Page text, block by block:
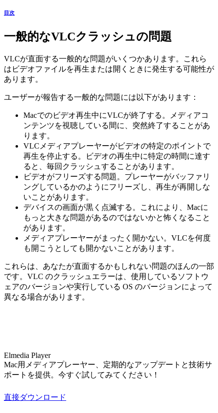
目次
一般的なVLCクラッシュの問題
VLCが直面する一般的な問題がいくつかあります。これら
はビデオファイルを再生または開くときに発生する可能性が
あります。
ユーザーが報告する一般的な問題には以下があります：
Macでのビデオ再生中にVLCが終了する。メディアコ
ンテンツを視聴している間に、突然終了することがあ
ります。
VLCメディアプレーヤーがビデオの特定のポイントで
再生を停止する。ビデオの再生中に特定の時間に達す
ると、毎回クラッシュすることがあります。
ビデオがフリーズする問題。プレーヤーがバッファリ
ングしているかのようにフリーズし、再生が再開しな
いことがあります。
デバイスの画面が黒く点滅する。これにより、Macに
もっと大きな問題があるのではないかと怖くなること
があります。
メディアプレーヤーがまったく開かない。VLCを何度
も開こうとしても開かないことがあります。
これらは、あなたが直面するかもしれない問題のほんの一部
です。VLC のクラッシュエラーは、使用しているソフトウ
ェアのバージョンや実行している OS のバージョンによって
異なる場合があります。
Elmedia Player
Mac用メディアプレーヤー、定期的なアップデートと技術サ
ポートを提供。今すぐ試してみてください！
直接ダウンロード